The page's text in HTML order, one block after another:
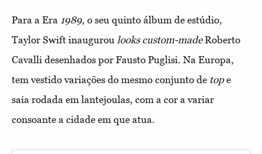
Para a Era 1989, o seu quinto álbum de estúdio,
Taylor Swift inaugurou looks custom-madeRoberto
Cavalli desenhados por Fausto Puglisi. Na Europa,
tem vestido variações do mesmo conjunto de tope
saia rodada em lantejoulas, com a cor a variar
consoante a cidade em que atua.